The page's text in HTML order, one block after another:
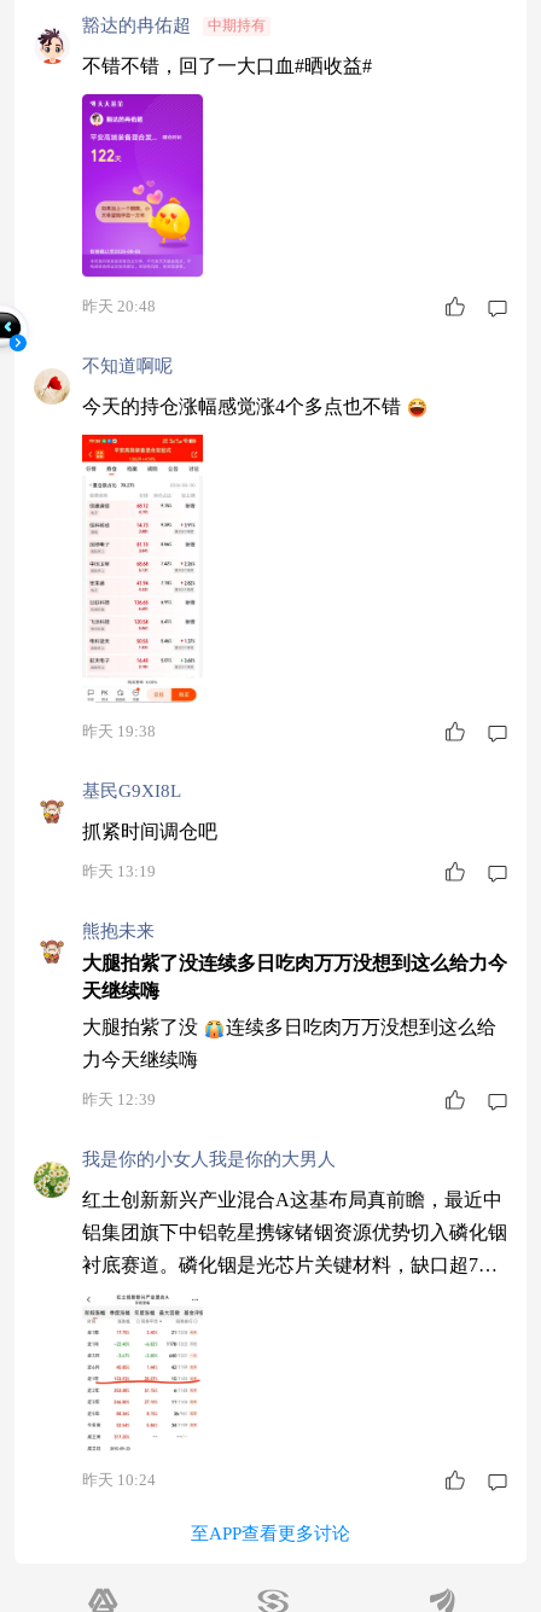
豁达的冉佑超 中期持有
不错不错，回了一大口血#晒收益#
昨天 20:48
不知道啊呢
今天的持仓涨幅感觉涨4个多点也不错
昨天 19:38
基民G9XI8L
抓紧时间调仓吧
昨天 13:19
熊抱未来
大腿拍紫了没连续多日吃肉万万没想到这么给力今
天继续嗨
大腿拍紫了没
连续多日吃肉万万没想到这么给
力今天继续嗨
昨天 12:39
我是你的小女人我是你的大男人
红土创新新兴产业混合A这基布局真前瞻，最近中
铝集团旗下中铝乾星携镓锗铟资源优势切入磷化铟
衬底赛道。磷化铟是光芯片关键材料，缺口超7
0%，谁掌握上游谁就掌握话语权。这基重仓的光
模块龙头有上游供应链优势，成本控制能力强，怪
不得这基近一年收益达到153.93%，一直是同类的
前1%，我继续定投免申购费的红土创新新兴产业
混合C，这个份额持仓和A类一样，拿着成本更低
昨天 10:24
至APP查看更多讨论